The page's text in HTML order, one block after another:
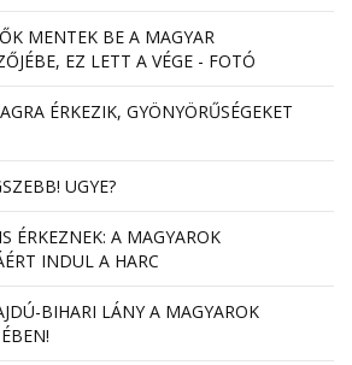
MENTEK BE A MAGYAR
EZ LETT A VÉGE - FOTÓ
ÉRKEZIK, GYÖNYÖRŰSÉGEKET
UGYE?
ÉRKEZNEK: A MAGYAROK
INDUL A HARC
BIHARI LÁNY A MAGYAROK